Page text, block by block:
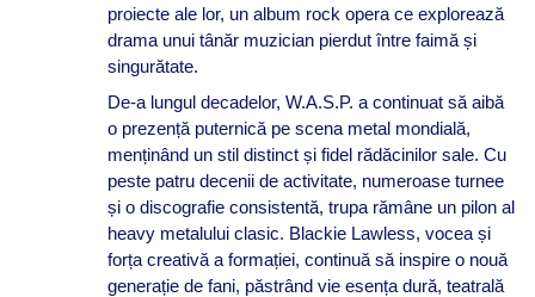
proiecte ale lor, un album rock opera ce explorează
drama unui tânăr muzician pierdut între faimă și
singurătate.
De-a lungul decadelor, W.A.S.P. a continuat să aibă
o prezență puternică pe scena metal mondială,
menținând un stil distinct și fidel rădăcinilor sale. Cu
peste patru decenii de activitate, numeroase turnee
și o discografie consistentă, trupa rămâne un pilon al
heavy metalului clasic. Blackie Lawless, vocea și
forța creativă a formației, continuă să inspire o nouă
generație de fani, păstrând vie esența dură, teatrală